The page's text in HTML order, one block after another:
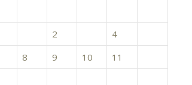
2 4
8 9 10 11